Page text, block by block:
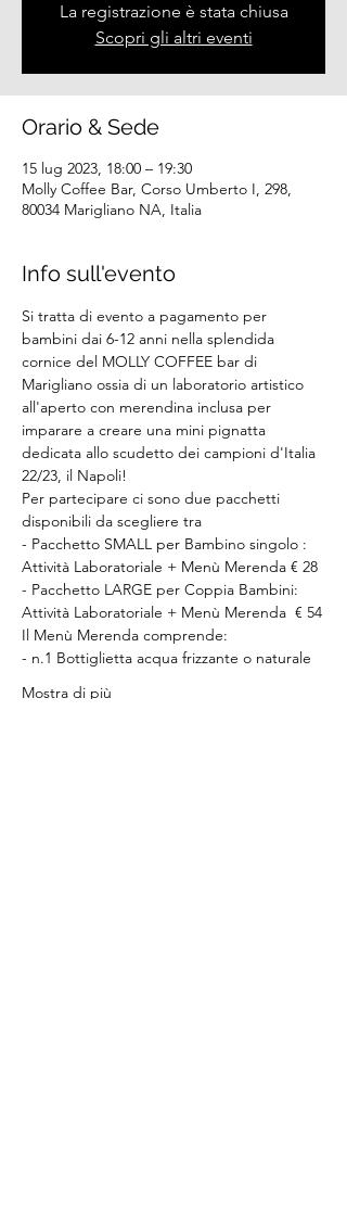
La registrazione è stata chiusa
Scopri gli altri eventi
Orario & Sede
15 lug 2023, 18:00 – 19:30
Molly Coffee Bar, Corso Umberto I, 298,
80034 Marigliano NA, Italia
Info sull'evento
Si tratta di evento a pagamento per
bambini dai 6-12 anni nella splendida
cornice del MOLLY COFFEE bar di
Marigliano ossia di un laboratorio artistico
all'aperto con merendina inclusa per
imparare a creare una mini pignatta
dedicata allo scudetto dei campioni d'Italia
22/23, il Napoli!
Per partecipare ci sono due pacchetti
disponibili da scegliere tra
- Pacchetto SMALL per Bambino singolo :
Attività Laboratoriale + Menù Merenda € 28
- Pacchetto LARGE per Coppia Bambini:
Attività Laboratoriale + Menù Merenda  € 54
Il Menù Merenda comprende:
- n.1 Bottiglietta acqua frizzante o naturale
Mostra di più